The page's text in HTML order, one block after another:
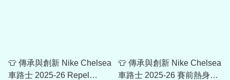
👕 傳承與創新 Nike Chelsea
車路士 2025-26 Repel
👕 傳承與創新 Nike Chelsea
車路士 2025-26 賽前熱身球